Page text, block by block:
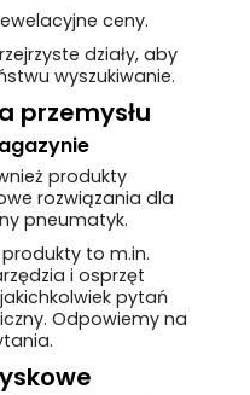
ceny.
działy, aby
wyszukiwanie.
przemysłu
produkty
rozwiązania dla
pneumatyk.
to m.in.
i osprzęt
pytań
Odpowiemy na